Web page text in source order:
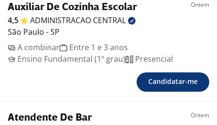
Auxiliar De Cozinha Escolar Ontem
4,5 ADMINISTRACAO CENTRAL
São Paulo - SP
A combinar
Entre 1 e 3 anos
Ensino Fundamental (1º grau)
Presencial
Candidatar-me
Atendente De Bar Ontem